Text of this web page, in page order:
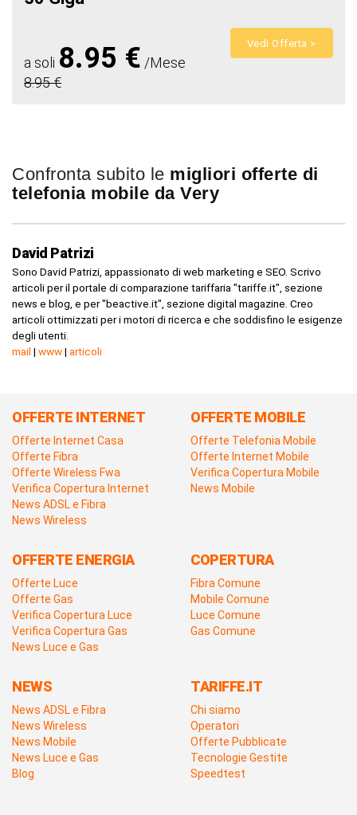
a soli 8.95 € /Mese
8.95 €
Vedi Offerta >
Confronta subito le migliori offerte di
telefonia mobile da Very
David Patrizi
Sono David Patrizi, appassionato di web marketing e SEO. Scrivo
articoli per il portale di comparazione tariffaria "tariffe.it", sezione
news e blog, e per "beactive.it", sezione digital magazine. Creo
articoli ottimizzati per i motori di ricerca e che soddisfino le esigenze
degli utenti.
mail | www| articoli
OFFERTE INTERNET
Offerte Internet Casa
Offerte Fibra
Offerte Wireless Fwa
Verifica Copertura Internet
News ADSL e Fibra
News Wireless
OFFERTE MOBILE
Offerte Telefonia Mobile
Offerte Internet Mobile
Verifica Copertura Mobile
News Mobile
OFFERTE ENERGIA
Offerte Luce
Offerte Gas
Verifica Copertura Luce
Verifica Copertura Gas
News Luce e Gas
COPERTURA
Fibra Comune
Mobile Comune
Luce Comune
Gas Comune
NEWS
News ADSL e Fibra
News Wireless
News Mobile
News Luce e Gas
Blog
TARIFFE.IT
Chi siamo
Operatori
Offerte Pubblicate
Tecnologie Gestite
Speedtest